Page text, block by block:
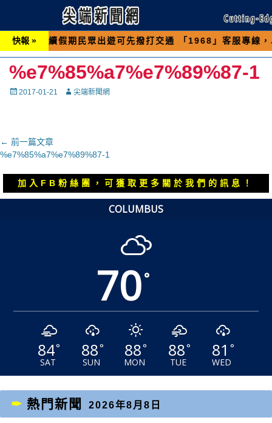
快報 »
期民眾出遊可先撥打交通 「1968」客服專線，以避免
%e7%85%a7%e7%89%87-1
Posted
2017-01-21 Autor尖端新聞網
文
章
導
← 前一篇文章
上
文
%e7%85%a7%e7%89%87-1
加入FB粉絲團，可獲取更多關於我們的訊息！
COLUMBUS
70°
84°
SAT
88°
SUN
88°
MON
88°
TUE
81 °
WED
熱門新聞 2026年8月8日